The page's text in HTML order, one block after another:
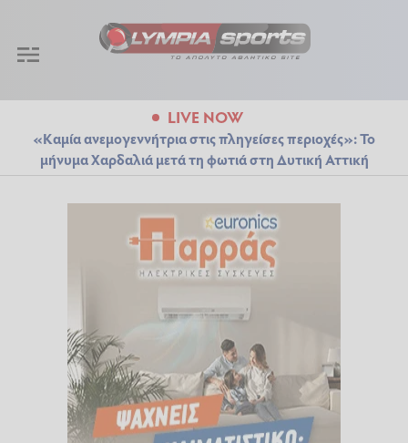
LIVE NOW
«Καμία ανεμογεννήτρια στις πληγείσες περιοχές»: Το
μήνυμα Χαρδαλιά μετά τη φωτιά στη Δυτική Αττική